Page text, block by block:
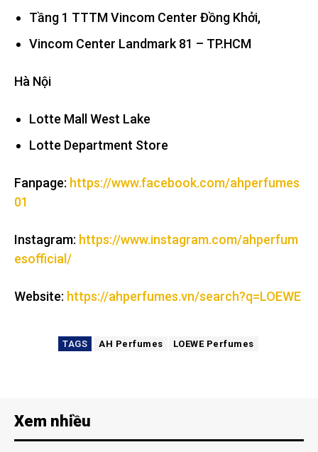
Tầng 1 TTTM Vincom Center Đồng Khởi,
Vincom Center Landmark 81 – TP.HCM
Hà Nội
Lotte Mall West Lake
Lotte Department Store
Fanpage: https://www.facebook.com/ahperfumes
01
Instagram: https://www.instagram.com/ahperfum
esofficial/
Website: https://ahperfumes.vn/search?q=LOEWE
TAGS AH Perfumes LOEWE Perfumes
Xem nhiều